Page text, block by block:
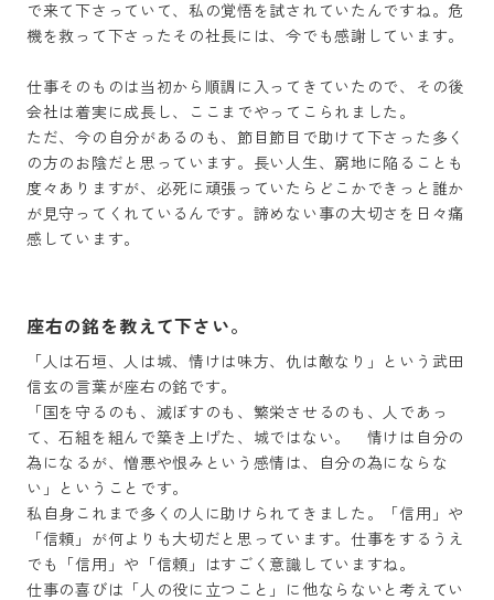
で来て下さっていて、私の覚悟を試されていたんですね。危
機を救って下さったその社長には、今でも感謝しています。
仕事そのものは当初から順調に入ってきていたので、その後
会社は着実に成長し、ここまでやってこられました。
ただ、今の自分があるのも、節目節目で助けて下さった多く
の方のお陰だと思っています。長い人生、窮地に陥ることも
度々ありますが、必死に頑張っていたらどこかできっと誰か
が見守ってくれているんです。諦めない事の大切さを日々痛
座右の銘を教えて下さい。
「人は石垣、人は城、情けは味方、仇は敵なり」という武田
信玄の言葉が座右の銘です。
「国を守るのも、滅ぼすのも、繁栄させるのも、人であっ
て、石組を組んで築き上げた、城ではない。　情けは自分の
為になるが、憎悪や恨みという感情は、自分の為にならな
い」ということです。
私自身これまで多くの人に助けられてきました。「信用」や
「信頼」が何よりも大切だと思っています。仕事をするうえ
でも「信用」や「信頼」はすごく意識していますね。
仕事の喜びは「人の役に立つこと」に他ならないと考えてい